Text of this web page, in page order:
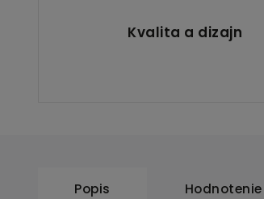
Kvalita a dizajn
Popis Hodnotenie